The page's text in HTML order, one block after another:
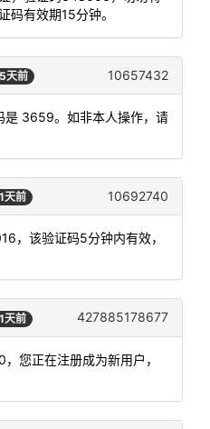
码有效期15分钟。
天前 10657432
是 3659。如非本人操作，请
天前 10692740
，该验证码5分钟内有效，
天前 427885178677
您正在注册成为新用户，